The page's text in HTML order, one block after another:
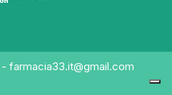
- farmacia33.it@gmail.com